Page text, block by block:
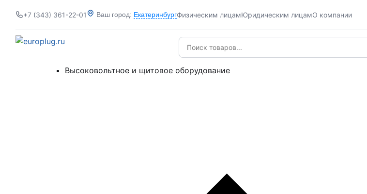
+7 (343) 361-22-01 Ваш город: ЕкатеринбургФизическим лицамЮридическим лицамО компании
Высоковольтное и щитовое оборудование